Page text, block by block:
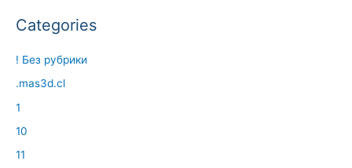
Categories
! Без рубрики
.mas3d.cl
1
10
11